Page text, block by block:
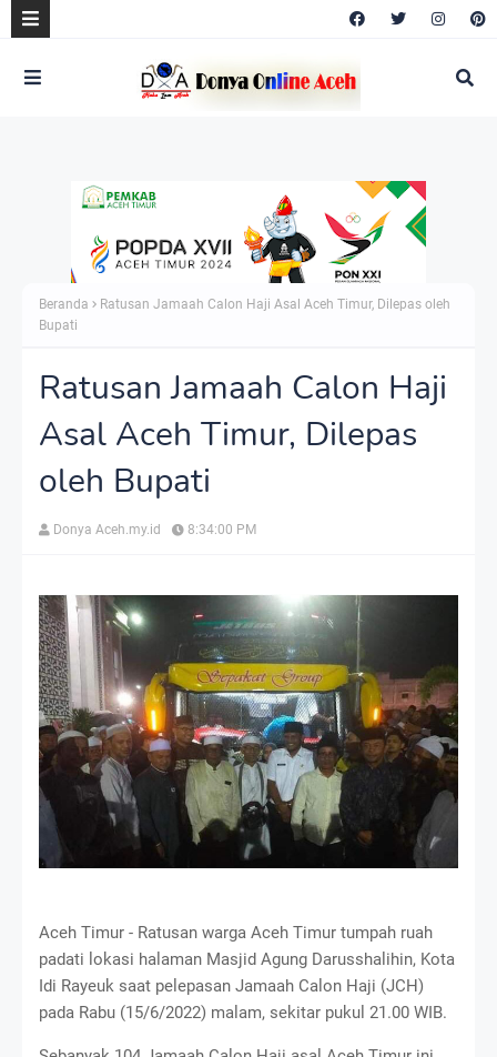
Beranda
Ratusan Jamaah Calon Haji Asal Aceh Timur, Dilepas oleh
Bupati
Ratusan Jamaah Calon Haji
Asal Aceh Timur, Dilepas
oleh Bupati
Donya Aceh.my.id 8:34:00 PM
Aceh Timur - Ratusan warga Aceh Timur tumpah ruah
padati lokasi halaman Masjid Agung Darusshalihin, Kota
Idi Rayeuk saat pelepasan Jamaah Calon Haji (JCH)
pada Rabu (15/6/2022) malam, sekitar pukul 21.00 WIB.